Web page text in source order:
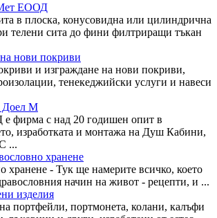
ЕООД
в плоска, конусовидна или цилиндрична
телени сита до фини филтриращи тъкан
нови покриви
и изграждане на нови покриви,
тенекеджийски услуги и навеси
Доел М
фирма с над 20 годишен опит в
изработката и монтажа на Душ Кабини,
...
хранене
хранене - Тук ще намерите всичко, което
начин на живот - рецепти, и ...
изделия
портфейли, портмонета, колани, калъфи